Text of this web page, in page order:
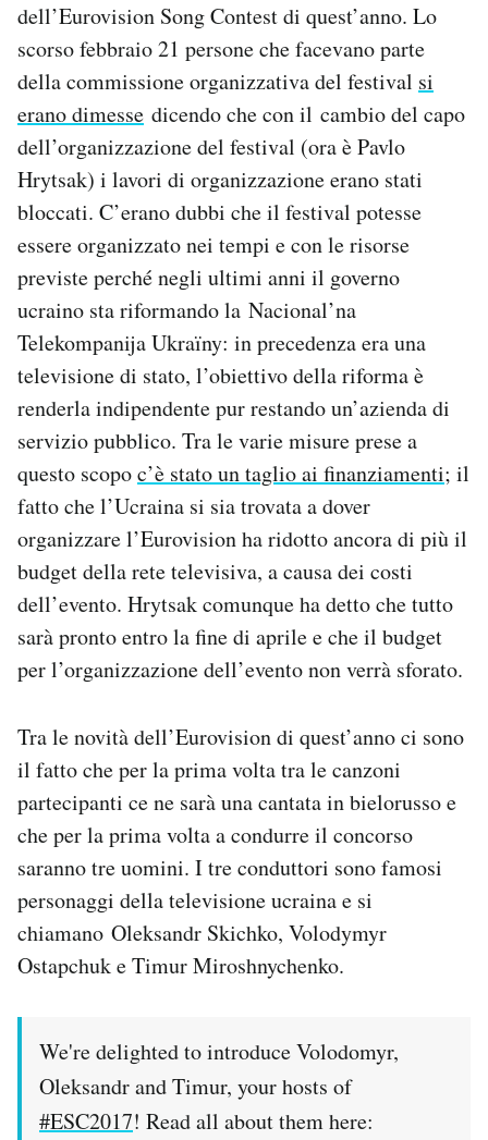
dell’Eurovision Song Contest di quest’anno. Lo
scorso febbraio 21 persone che facevano parte
della commissione organizzativa del festival si
erano dimesse dicendo che con il cambio del capo
dell’organizzazione del festival (ora è Pavlo
Hrytsak) i lavori di organizzazione erano stati
bloccati. C’erano dubbi che il festival potesse
essere organizzato nei tempi e con le risorse
previste perché negli ultimi anni il governo
ucraino sta riformando la Nacional’na
Telekompanija Ukraïny: in precedenza era una
televisione di stato, l’obiettivo della riforma è
renderla indipendente pur restando un’azienda di
servizio pubblico. Tra le varie misure prese a
questo scopoc’è stato un taglio ai finanziamenti; il
fatto che l’Ucraina si sia trovata a dover
organizzare l’Eurovision ha ridotto ancora di più il
budget della rete televisiva, a causa dei costi
dell’evento. Hrytsak comunque ha detto che tutto
sarà pronto entro la fine di aprile e che il budget
per l’organizzazione dell’evento non verrà sforato.
Tra le novità dell’Eurovision di quest’anno ci sono
il fatto che per la prima volta tra le canzoni
partecipanti ce ne sarà una cantata in bielorusso e
che per la prima volta a condurre il concorso
saranno tre uomini. I tre conduttori sono famosi
personaggi della televisione ucraina e si
chiamano Oleksandr Skichko, Volodymyr
Ostapchuk e Timur Miroshnychenko.
We're delighted to introduce Volodomyr,
Oleksandr and Timur, your hosts of
#ESC2017! Read all about them here: